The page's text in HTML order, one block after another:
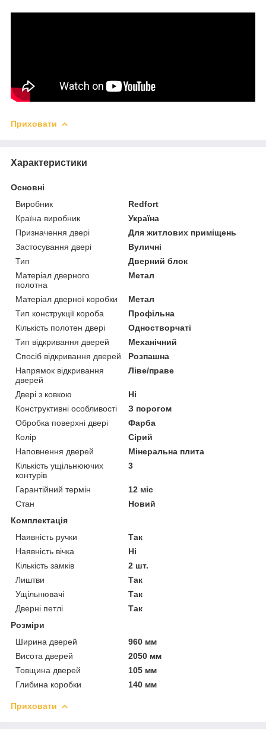
Приховати
Характеристики
Основні
Виробник
Redfort
Країна виробник
Україна
Призначення двері
Для житлових приміщень
Застосування двері
Вуличні
Тип
Дверний блок
Матеріал дверного
полотна
Метал
Матеріал дверної коробки
Метал
Тип конструкції короба
Профільна
Кількість полотен двері
Одностворчаті
Тип відкривання дверей
Механічний
Спосіб відкривання дверей
Розпашна
Напрямок відкривання
дверей
Ліве/праве
Двері з ковкою
Ні
Конструктивні особливості
З порогом
Обробка поверхні двері
Фарба
Колір
Сірий
Наповнення дверей
Мінеральна плита
Кількість ущільнюючих
контурів
3
Гарантійний термін
12 міс
Стан
Новий
Комплектація
Наявність ручки
Так
Наявність вічка
Ні
Кількість замків
2 шт.
Лиштви
Так
Ущільнювачі
Так
Дверні петлі
Так
Розміри
Ширина дверей
960 мм
Висота дверей
2050 мм
Товщина дверей
105 мм
Глибина коробки
140 мм
Приховати